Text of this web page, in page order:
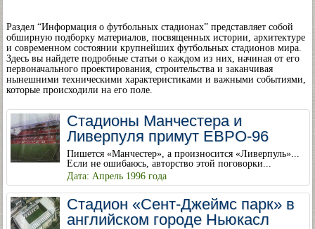
Раздел “Информация о футбольных стадионах” представляет собой
обширную подборку материалов, посвященных истории, архитектуре
и современном состоянии крупнейших футбольных стадионов мира.
Здесь вы найдете подробные статьи о каждом из них, начиная от его
первоначального проектирования, строительства и заканчивая
нынешними техническими характеристиками и важными событиями,
которые происходили на его поле.
Стадионы Манчестера и
Ливерпуля примут ЕВРО-96
Пишется «Манчестер», а произносится «Ливерпуль»...
Если не ошибаюсь, авторство этой поговорки...
Дата: Апрель 1996 года
Стадион «Сент-Джеймс парк» в
английском городе Ньюкасл